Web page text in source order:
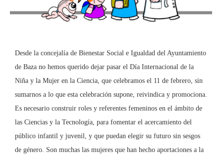
Desde la concejalía de Bienestar Social e Igualdad del Ayuntamiento
de Baza no hemos querido dejar pasar el Día Internacional de la
Niña y la Mujer en la Ciencia, que celebramos el 11 de febrero, sin
sumarnos a lo que esta celebración supone, reivindica y promociona.
Es necesario construir roles y referentes femeninos en el ámbito de
las Ciencias y la Tecnología, para fomentar el acercamiento del
público infantil y juvenil, y que puedan elegir su futuro sin sesgos
de género. Son muchas las mujeres que han hecho aportaciones a la